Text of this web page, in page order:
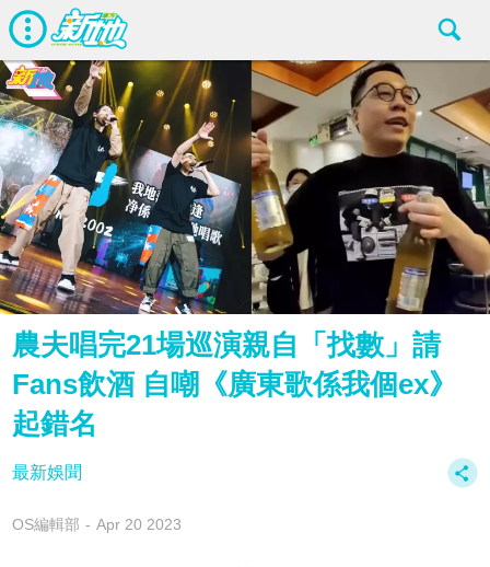
農夫唱完21場巡演親自「找數」請
Fans飲酒 自嘲《廣東歌係我個ex》
起錯名
最新娛聞
OS編輯部 Apr 20 2023